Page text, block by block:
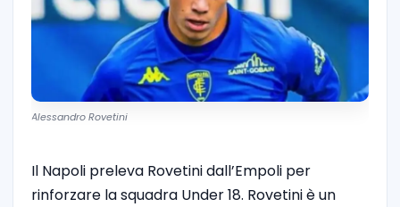
Alessandro Rovetini
Il Napoli preleva Rovetini dall’Empoli per
rinforzare la squadra Under 18. Rovetini è un